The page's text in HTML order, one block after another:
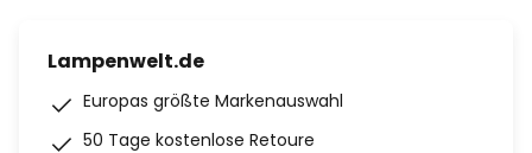
Lampenwelt.de
Europas größte Markenauswahl
50 Tage kostenlose Retoure